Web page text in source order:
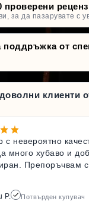
проверени
за да пазарувате с
поддръжка от
клиенти
с невероятно
много хубаво и
Препоръчвам
P. Потвърден купувач